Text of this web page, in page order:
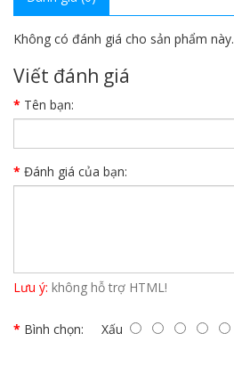
Không có đánh giá cho sản phẩm này.
Viết đánh giá
Tên bạn:
Đánh giá của bạn:
Lưu ý: không hỗ trợ HTML!
Bình chọn: Xấu